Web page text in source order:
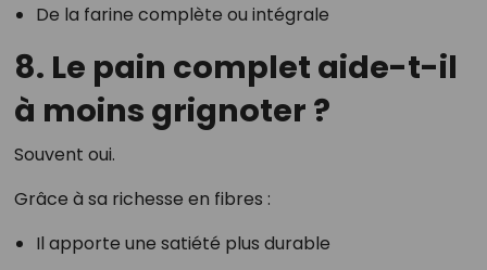
De la farine complète ou intégrale
8. Le pain complet aide-t-il
à moins grignoter ?
Souvent oui.
Grâce à sa richesse en fibres :
Il apporte une satiété plus durable